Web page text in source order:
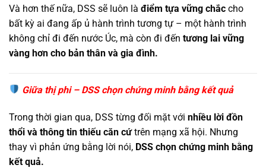
Và hơn thế nữa, DSS sẽ luôn là điểm tựa vững chắc cho
bất kỳ ai đang ấp ủ hành trình tương tự – một hành trình
không chỉ đi đến nước Úc, mà còn đi đến tương lai vững
vàng hơn cho bản thân và gia đình.
Giữa thị phi – DSS chọn chứng minh bằng kết quả
Trong thời gian qua, DSS từng đối mặt với nhiều lời đồn
thổi và thông tin thiếu căn cứtrên mạng xã hội. Nhưng
thay vì phản ứng bằng lời nói, DSS chọn chứng minh bằng
kết quả.